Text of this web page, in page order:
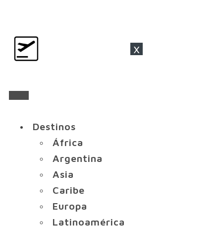
x
Destinos
África
Argentina
Asia
Caribe
Europa
Latinoamérica